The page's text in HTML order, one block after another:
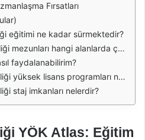
Fırsatları
eğitimi ne kadar sürmektedir?
hangi alanlarda çalışabilir?
faydalanabilirim?
programları nerelerde bulunmaktadır?
staj imkanları nelerdir?
YÖK Atlas: Eğitim